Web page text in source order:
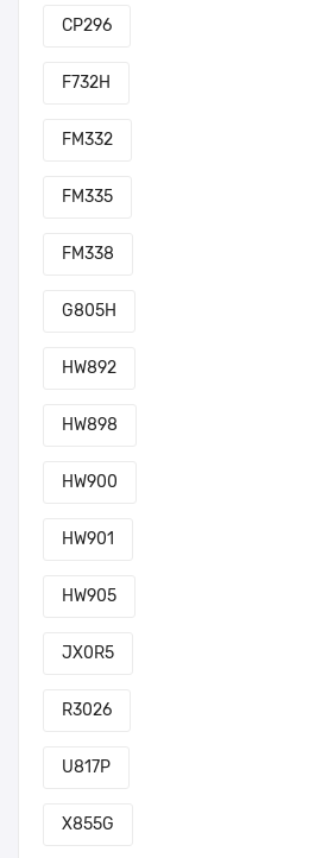
CP296
F732H
FM332
FM335
FM338
G805H
HW892
HW898
HW900
HW901
HW905
JX0R5
R3026
U817P
X855G